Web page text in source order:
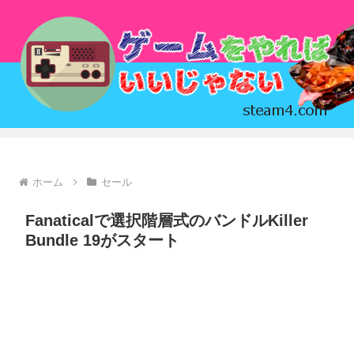
ホーム セール
Fanaticalで選択階層式のバンドルKiller
Bundle 19がスタート